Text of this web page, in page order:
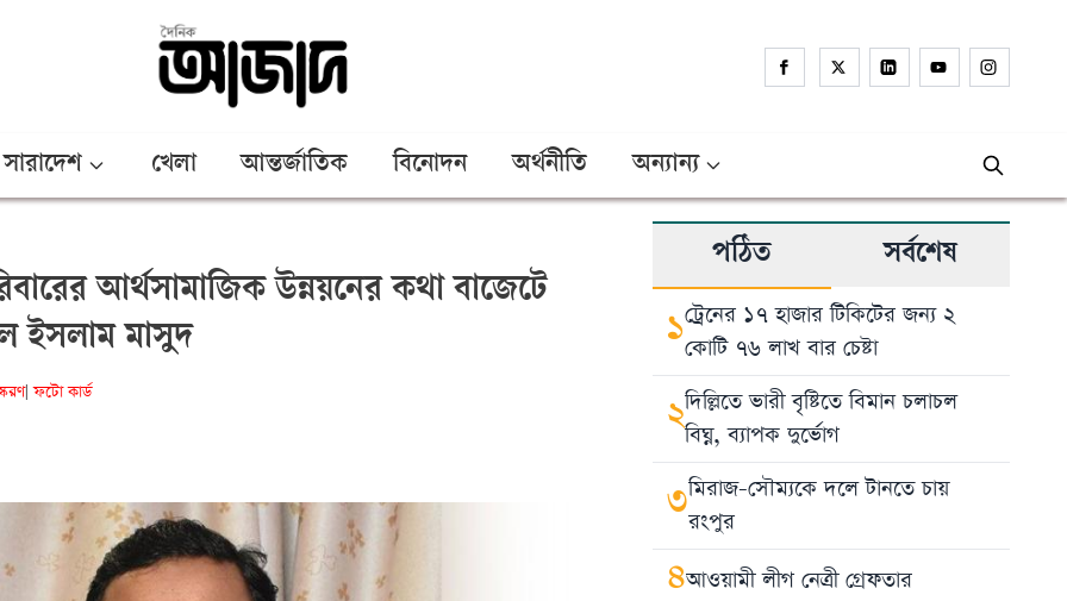
সারাদেশ খেলা আন্তর্জাতিক বিনোদন অর্থনীতি অন্যান্য
আর্থসামাজিক উন্নয়নের কথা বাজেটে
ইসলাম মাসুদ
| ফটো কার্ড
পঠিত সর্বশেষ
১ট্রেনের ১৭ হাজার টিকিটের জন্য ২
কোটি ৭৬ লাখ বার চেষ্টা
২দিল্লিতে ভারী বৃষ্টিতে বিমান চলাচল
বিঘ্ন, ব্যাপক দুর্ভোগ
৩মিরাজ-সৌম্যকে দলে টানতে চায়
রংপুর
৪আওয়ামী লীগ নেত্রী গ্রেফতার